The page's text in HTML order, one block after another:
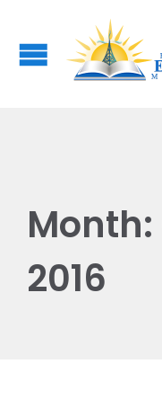
Month:
2016